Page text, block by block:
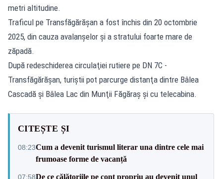
metri altitudine.
Traficul pe Transfăgărăşan a fost închis din 20 octombrie
2025, din cauza avalanşelor şi a stratului foarte mare de
zăpadă.
După redeschiderea circulaţiei rutiere pe DN 7C -
Transfăgărăşan, turiştii pot parcurge distanţa dintre Bâlea
Cascadă şi Bâlea Lac din Munţii Făgăraş şi cu telecabina.
CITEȘTE ȘI
08:23Cum a devenit turismul literar una dintre cele mai
frumoase forme de vacanță
07:58De ce călătoriile pe cont propriu au devenit unul